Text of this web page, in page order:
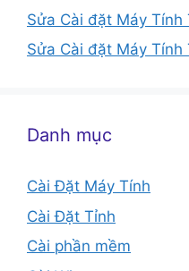
Sửa Cài đặt Máy Tính
Sửa Cài đặt Máy Tính
Danh mục
Cài Đặt Máy Tính
Cài Đặt Tỉnh
Cài phần mềm